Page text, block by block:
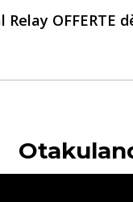
OFFERTE